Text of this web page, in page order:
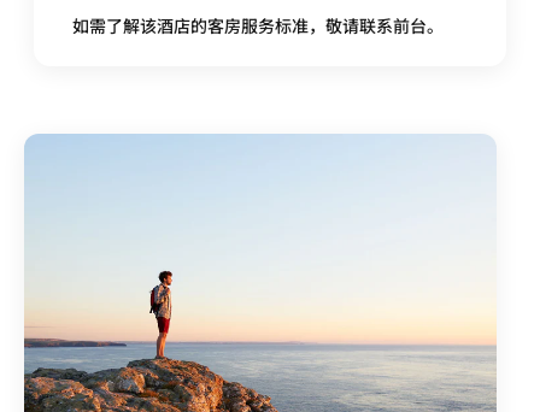
如需了解该酒店的客房服务标准，敬请联系前台。